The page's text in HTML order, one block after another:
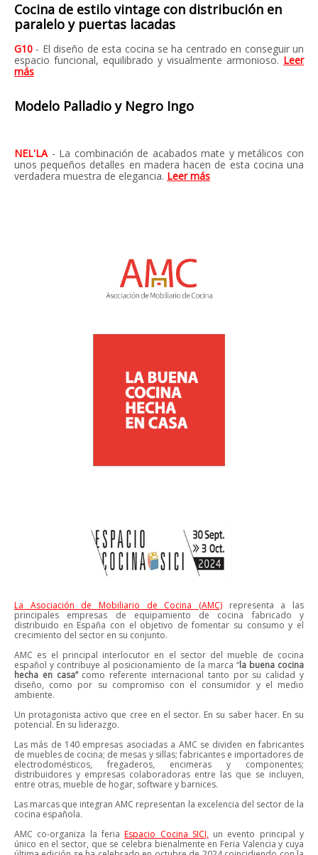
Cocina de estilo vintage con distribución en
paralelo y puertas lacadas
G10 - El diseño de esta cocina se ha centrado en conseguir un
espacio funcional, equilibrado y visualmente armonioso. Leer
más
Modelo Palladio y Negro Ingo
NEL'LA - La combinación de acabados mate y metálicos con
unos pequeños detalles en madera hacen de esta cocina una
verdadera muestra de elegancia. Leer más
La Asociación de Mobiliario de Cocina (AMC)
representa a las
principales empresas de equipamiento de cocina fabricado y
distribuido en España con el objetivo de fomentar su consumo y el
crecimiento del sector en su conjunto.
AMC es el principal interlocutor en el sector del mueble de cocina
español y contribuye al posicionamiento de la marca “la buena cocina
hecha en casa”como referente internacional tanto por su calidad y
diseño, como por su compromiso con el consumidor y el medio
ambiente.
Un protagonista activo que cree en el sector. En su saber hacer. En su
potencial. En su liderazgo.
Las más de 140 empresas asociadas a AMC se dividen en fabricantes
de muebles de cocina; de mesas y sillas; fabricantes e importadores de
electrodomésticos, fregaderos, encimeras y componentes;
distribuidores y empresas colaboradoras entre las que se incluyen,
entre otras, mueble de hogar, software y barnices.
Las marcas que integran AMC representan la excelencia del sector de la
cocina española.
AMC co-organiza la feriaEspacio Cocina SICI,un evento principal y
único en el sector, que se celebra bienalmente en Feria Valencia y cuya